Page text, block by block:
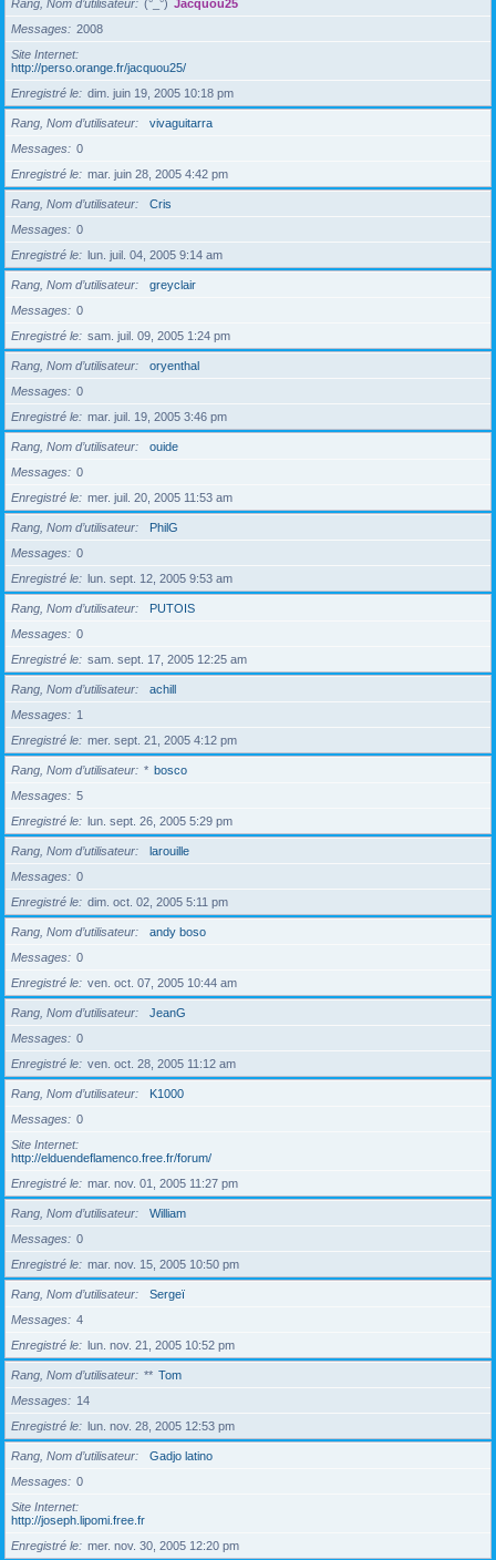
Rang, Nom d’utilisateur (°_°) Jacquou25
Messages
2008
Site Internet
http://perso.orange.fr/jacquou25/
Enregistré le
dim. juin 19, 2005 10:18 pm
Rang, Nom d’utilisateur
vivaguitarra
Messages
0
Enregistré le
mar. juin 28, 2005 4:42 pm
Rang, Nom d’utilisateur
Cris
Messages
0
Enregistré le
lun. juil. 04, 2005 9:14 am
Rang, Nom d’utilisateur
greyclair
Messages
0
Enregistré le
sam. juil. 09, 2005 1:24 pm
Rang, Nom d’utilisateur
oryenthal
Messages
0
Enregistré le
mar. juil. 19, 2005 3:46 pm
Rang, Nom d’utilisateur
ouide
Messages
0
Enregistré le
mer. juil. 20, 2005 11:53 am
Rang, Nom d’utilisateur
PhilG
Messages
0
Enregistré le
lun. sept. 12, 2005 9:53 am
Rang, Nom d’utilisateur
PUTOIS
Messages
0
Enregistré le
sam. sept. 17, 2005 12:25 am
Rang, Nom d’utilisateur
achill
Messages
1
Enregistré le
mer. sept. 21, 2005 4:12 pm
Rang, Nom d’utilisateur * bosco
Messages
5
Enregistré le
lun. sept. 26, 2005 5:29 pm
Rang, Nom d’utilisateur
larouille
Messages
0
Enregistré le
dim. oct. 02, 2005 5:11 pm
Rang, Nom d’utilisateur
andy boso
Messages
0
Enregistré le
ven. oct. 07, 2005 10:44 am
Rang, Nom d’utilisateur
JeanG
Messages
0
Enregistré le
ven. oct. 28, 2005 11:12 am
Rang, Nom d’utilisateur
K1000
Messages
0
Site Internet
http://elduendeflamenco.free.fr/forum/
Enregistré le
mar. nov. 01, 2005 11:27 pm
Rang, Nom d’utilisateur
William
Messages
0
Enregistré le
mar. nov. 15, 2005 10:50 pm
Rang, Nom d’utilisateur
Sergeï
Messages
4
Enregistré le
lun. nov. 21, 2005 10:52 pm
Rang, Nom d’utilisateur ** Tom
Messages
14
Enregistré le
lun. nov. 28, 2005 12:53 pm
Rang, Nom d’utilisateur
Gadjo latino
Messages
0
Site Internet
http://joseph.lipomi.free.fr
Enregistré le
mer. nov. 30, 2005 12:20 pm